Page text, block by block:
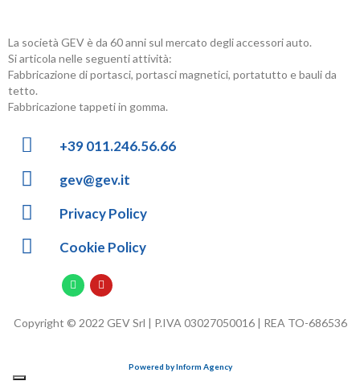
La società GEV è da 60 anni sul mercato degli accessori auto.
Si articola nelle seguenti attività:
Fabbricazione di portasci, portasci magnetici, portatutto e bauli da
tetto.
Fabbricazione tappeti in gomma.
+39 011.246.56.66
gev@gev.it
Privacy Policy
Cookie Policy
Copyright © 2022 GEV Srl | P.IVA 03027050016 | REA TO-686536
Powered by Inform Agency